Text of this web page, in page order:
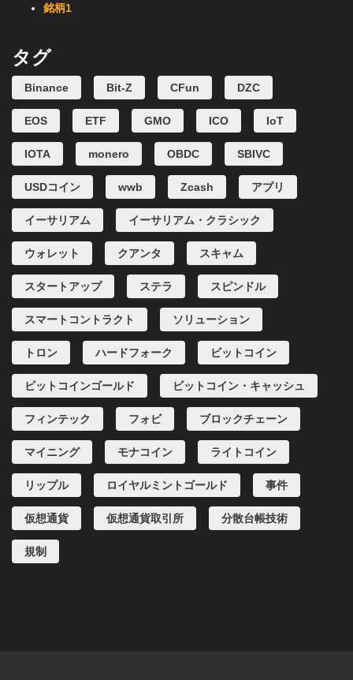
銘柄1
タグ
Binance Bit-Z CFun DZC
EOS ETF GMO ICO IoT
IOTA monero OBDC SBIVC
USDコイン wwb Zcash アプリ
イーサリアム イーサリアム・クラシック
ウォレット クアンタ スキャム
スタートアップ ステラ スピンドル
スマートコントラクト ソリューション
トロン ハードフォーク ビットコイン
ビットコインゴールド ビットコイン・キャッシュ
フィンテック フォビ ブロックチェーン
マイニング モナコイン ライトコイン
リップル ロイヤルミントゴールド 事件
仮想通貨 仮想通貨取引所 分散台帳技術
規制